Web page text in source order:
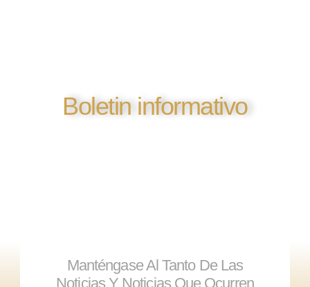
Boletin informativo
Manténgase Al Tanto De Las
Noticias Y Noticias Que Ocurren